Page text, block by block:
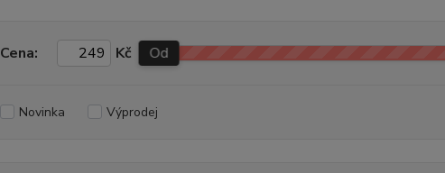
Cena: Kč Od
Novinka Výprodej